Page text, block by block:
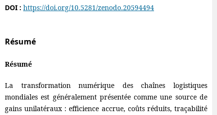
DOI : https://doi.org/10.5281/zenodo.20594494
Résumé
Résumé
La transformation numérique des chaînes logistiques
mondiales est généralement présentée comme une source de
gains unilatéraux : efficience accrue, coûts réduits, traçabilité